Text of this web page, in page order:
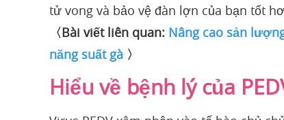
tử vong và bảo vệ đàn lợn của bạn tốt
〈Bài viết liên quan: Nâng cao sản
năng suất gà 〉
Hiểu về bệnh lý của